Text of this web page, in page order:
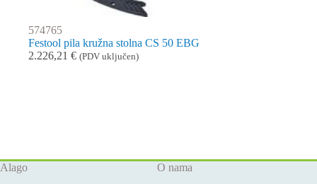
574765
Festool pila kružna stolna CS 50 EBG
2.226,21 € (PDV uključen)
Alago
O nama